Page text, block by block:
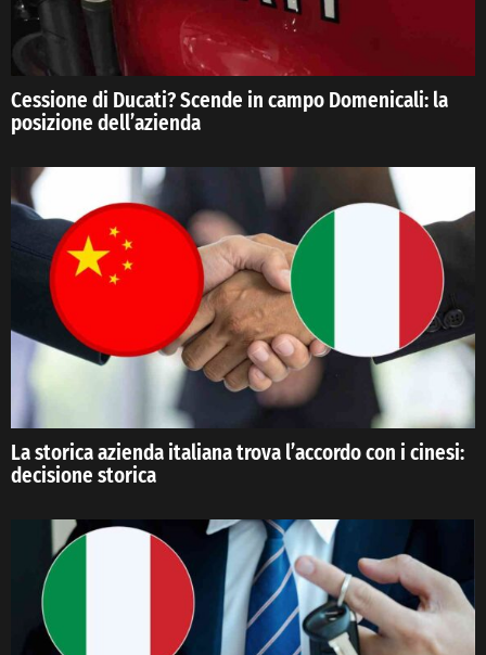
Cessione di Ducati? Scende in campo Domenicali: la
posizione dell’azienda
La storica azienda italiana trova l’accordo con i cinesi:
decisione storica